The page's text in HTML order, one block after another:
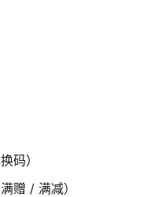
码）
赠 / 满减）